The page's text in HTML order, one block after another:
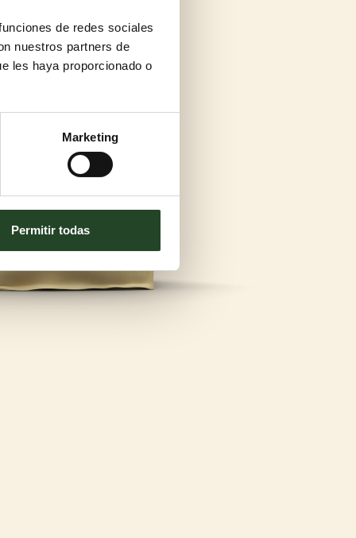
de redes sociales
nuestros partners de
les haya proporcionado o
Marketing
Permitir todas